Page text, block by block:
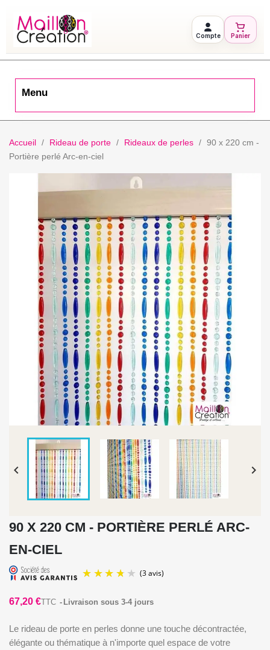
Compte Panier
Menu
Accueil Rideau de porte Rideaux de perles
90 x 220 cm -
Portière perlé Arc-en-ciel
 
90 X 220 CM - PORTIÈRE PERLÉ ARC-
EN-CIEL
67,20 €TTC Livraison sous 3-4 jours
Le rideau de porte en perles donne une touche décontractée,
élégante ou thématique à n'importe quel espace de votre